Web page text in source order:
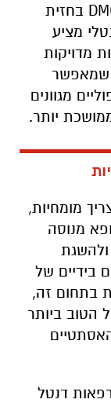
במישור הטכנולוגי ניצבות מרפאות DMC בחזית
מציע
מדויקות
שמאפשר
מגוונים
יותר.
מומחיות,
מנוסה
בידיים של
בתחום זה,
הטוב ביותר
דנטל